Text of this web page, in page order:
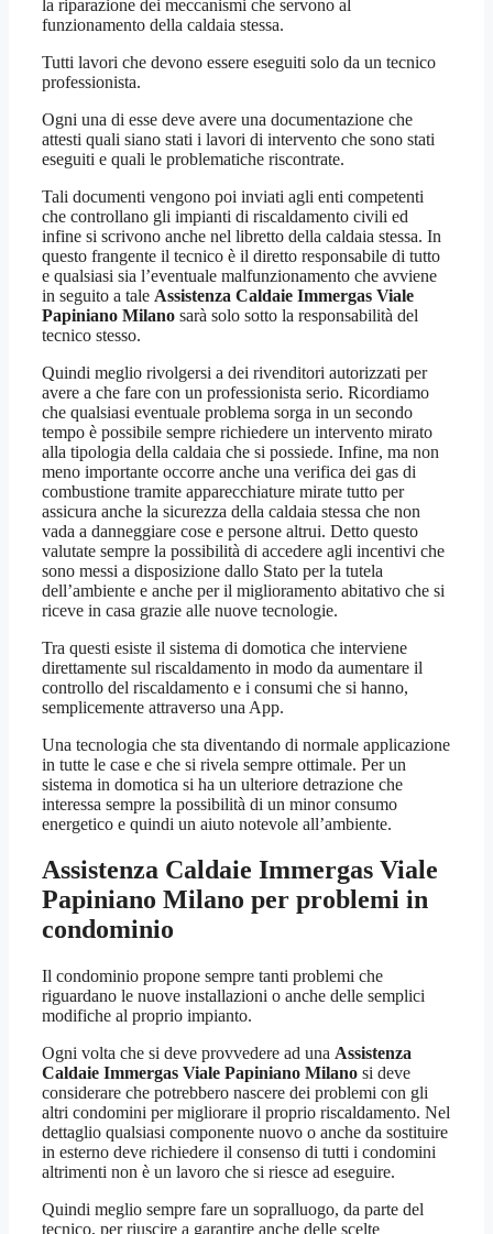
la riparazione dei meccanismi che servono al
funzionamento della caldaia stessa.
Tutti lavori che devono essere eseguiti solo da un tecnico
professionista.
Ogni una di esse deve avere una documentazione che
attesti quali siano stati i lavori di intervento che sono stati
eseguiti e quali le problematiche riscontrate.
Tali documenti vengono poi inviati agli enti competenti
che controllano gli impianti di riscaldamento civili ed
infine si scrivono anche nel libretto della caldaia stessa. In
questo frangente il tecnico è il diretto responsabile di tutto
e qualsiasi sia l’eventuale malfunzionamento che avviene
in seguito a tale Assistenza Caldaie Immergas Viale
Papiniano Milano sarà solo sotto la responsabilità del
tecnico stesso.
Quindi meglio rivolgersi a dei rivenditori autorizzati per
avere a che fare con un professionista serio. Ricordiamo
che qualsiasi eventuale problema sorga in un secondo
tempo è possibile sempre richiedere un intervento mirato
alla tipologia della caldaia che si possiede. Infine, ma non
meno importante occorre anche una verifica dei gas di
combustione tramite apparecchiature mirate tutto per
assicura anche la sicurezza della caldaia stessa che non
vada a danneggiare cose e persone altrui. Detto questo
valutate sempre la possibilità di accedere agli incentivi che
sono messi a disposizione dallo Stato per la tutela
dell’ambiente e anche per il miglioramento abitativo che si
riceve in casa grazie alle nuove tecnologie.
Tra questi esiste il sistema di domotica che interviene
direttamente sul riscaldamento in modo da aumentare il
controllo del riscaldamento e i consumi che si hanno,
semplicemente attraverso una App.
Una tecnologia che sta diventando di normale applicazione
in tutte le case e che si rivela sempre ottimale. Per un
sistema in domotica si ha un ulteriore detrazione che
interessa sempre la possibilità di un minor consumo
energetico e quindi un aiuto notevole all’ambiente.
Assistenza Caldaie Immergas Viale
Papiniano Milano per problemi in
condominio
Il condominio propone sempre tanti problemi che
riguardano le nuove installazioni o anche delle semplici
modifiche al proprio impianto.
Ogni volta che si deve provvedere ad una Assistenza
Caldaie Immergas Viale Papiniano Milano si deve
considerare che potrebbero nascere dei problemi con gli
altri condomini per migliorare il proprio riscaldamento. Nel
dettaglio qualsiasi componente nuovo o anche da sostituire
in esterno deve richiedere il consenso di tutti i condomini
altrimenti non è un lavoro che si riesce ad eseguire.
Quindi meglio sempre fare un sopralluogo, da parte del
tecnico, per riuscire a garantire anche delle scelte